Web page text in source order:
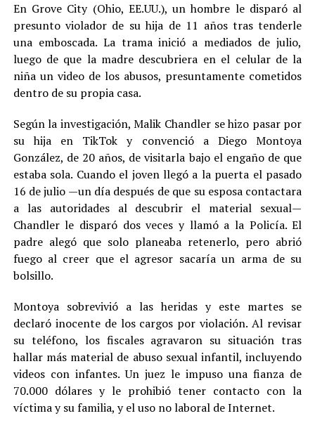
En Grove City (Ohio, EE.UU.), un hombre le disparó al
presunto violador de su hija de 11 años tras tenderle
una emboscada. La trama inició a mediados de julio,
luego de que la madre descubriera en el celular de la
niña un video de los abusos, presuntamente cometidos
dentro de su propia casa.
Según la investigación, Malik Chandler se hizo pasar por
su hija en TikTok y convenció a Diego Montoya
González, de 20 años, de visitarla bajo el engaño de que
estaba sola. Cuando el joven llegó a la puerta el pasado
16 de julio —un día después de que su esposa contactara
a las autoridades al descubrir el material sexual—
Chandler le disparó dos veces y llamó a la Policía. El
padre alegó que solo planeaba retenerlo, pero abrió
fuego al creer que el agresor sacaría un arma de su
bolsillo.
Montoya sobrevivió a las heridas y este martes se
declaró inocente de los cargos por violación. Al revisar
su teléfono, los fiscales agravaron su situación tras
hallar más material de abuso sexual infantil, incluyendo
videos con infantes. Un juez le impuso una fianza de
70.000 dólares y le prohibió tener contacto con la
víctima y su familia, y el uso no laboral de Internet.